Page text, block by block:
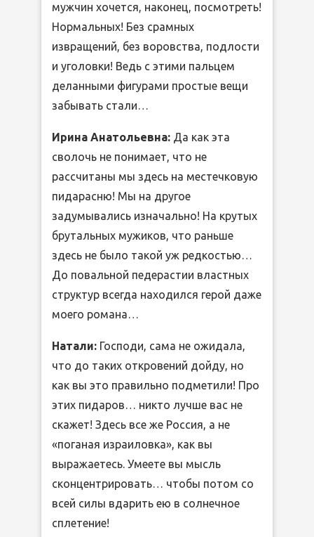
мужчин хочется, наконец, посмотреть!
Нормальных! Без срамных
извращений, без воровства, подлости
и уголовки! Ведь с этими пальцем
деланными фигурами простые вещи
забывать стали…
Ирина Анатольевна: Да как эта
сволочь не понимает, что не
рассчитаны мы здесь на местечковую
пидарасню! Мы на другое
задумывались изначально! На крутых
брутальных мужиков, что раньше
здесь не было такой уж редкостью…
До повальной педерастии властных
структур всегда находился герой даже
моего романа…
Натали: Господи, сама не ожидала,
что до таких откровений дойду, но
как вы это правильно подметили! Про
этих пидаров… никто лучше вас не
скажет! Здесь все же Россия, а не
«поганая израиловка», как вы
выражаетесь. Умеете вы мысль
сконцентрировать… чтобы потом со
всей силы вдарить ею в солнечное
сплетение!